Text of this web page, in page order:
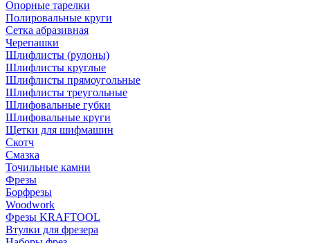
Опорные тарелки
Полировальные круги
Сетка абразивная
Черепашки
Шлифлисты (рулоны)
Шлифлисты круглые
Шлифлисты прямоугольные
Шлифлисты треугольные
Шлифовальные губки
Шлифовальные круги
Щетки для шифмашин
Скотч
Смазка
Точильные камни
Фрезы
Борфрезы
Woodwork
Фрезы KRAFTOOL
Втулки для фрезера